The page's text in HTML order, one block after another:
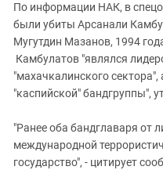
Ростовская область
Северная Осетия - Алания
СКФО
Ставропольский край
Южная Осетия
Южный Кавказ
По информации НАК, в
были убиты Арсанали
Мугутдин Мазанов, 1994
Камбулатов "являлся
"махачкалинского
"каспийской" бандгруппы",
"Ранее оба бандглаваря от
международной
государство", - цитирует